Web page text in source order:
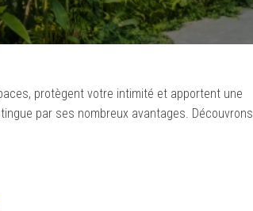
protègent votre intimité et apportent une
par ses nombreux avantages. Découvrons